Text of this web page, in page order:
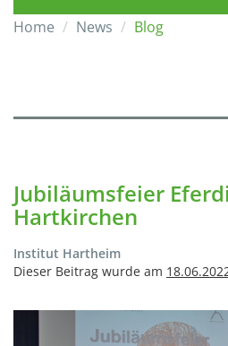
Home News Blog
Jubiläumsfeier
Hartkirchen
Institut Hartheim
Dieser Beitrag wurde am